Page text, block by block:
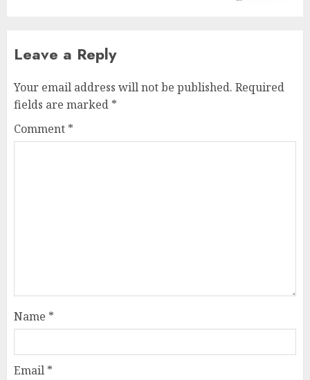
Leave a Reply
Your email address will not be published. Required
fields are marked *
Comment *
Name *
Email *